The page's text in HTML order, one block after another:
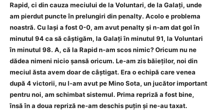
Rapid, ci din cauza meciului de la Voluntari, de la Galați, unde
am pierdut puncte în prelungiri din penalty. Acolo e problema
noastră. Cu Iași a fost 0-0, am avut penalty și n-am dat gol în
minutul 94 ca să câștigăm, la Galați în minutul 91, la Voluntari
în minutul 98. A, că la Rapid n-am scos nimic? Oricum nu ne
dădea nimeni nicio șansă oricum. Le-am zis băieților, noi din
meciul ăsta avem doar de câștigat. Era o echipă care venea
după 4 victorii, nu l-am avut pe Mino Sota, un jucător important
pentru noi, am schimbat sistemul. Prima repriză a fost bine,
însă în a doua repriză ne-am deschis puțin și ne-au taxat.